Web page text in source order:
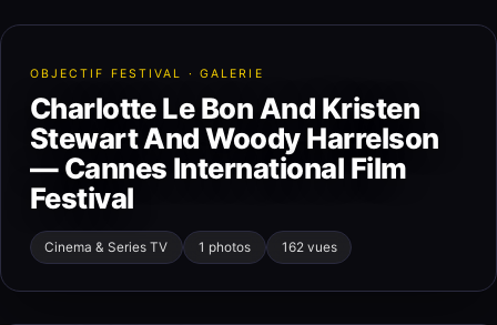
OBJECTIF FESTIVAL · GALERIE
Charlotte Le Bon And Kristen
Stewart And Woody Harrelson
— Cannes International Film
Festival
Cinema & Series TV 1 photos 162 vues